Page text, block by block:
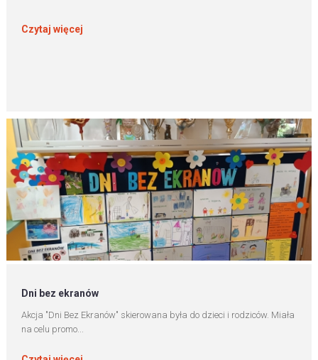
Czytaj więcej
Dni bez ekranów
Akcja "Dni Bez Ekranów" skierowana była do dzieci i rodziców. Miała
na celu promo...